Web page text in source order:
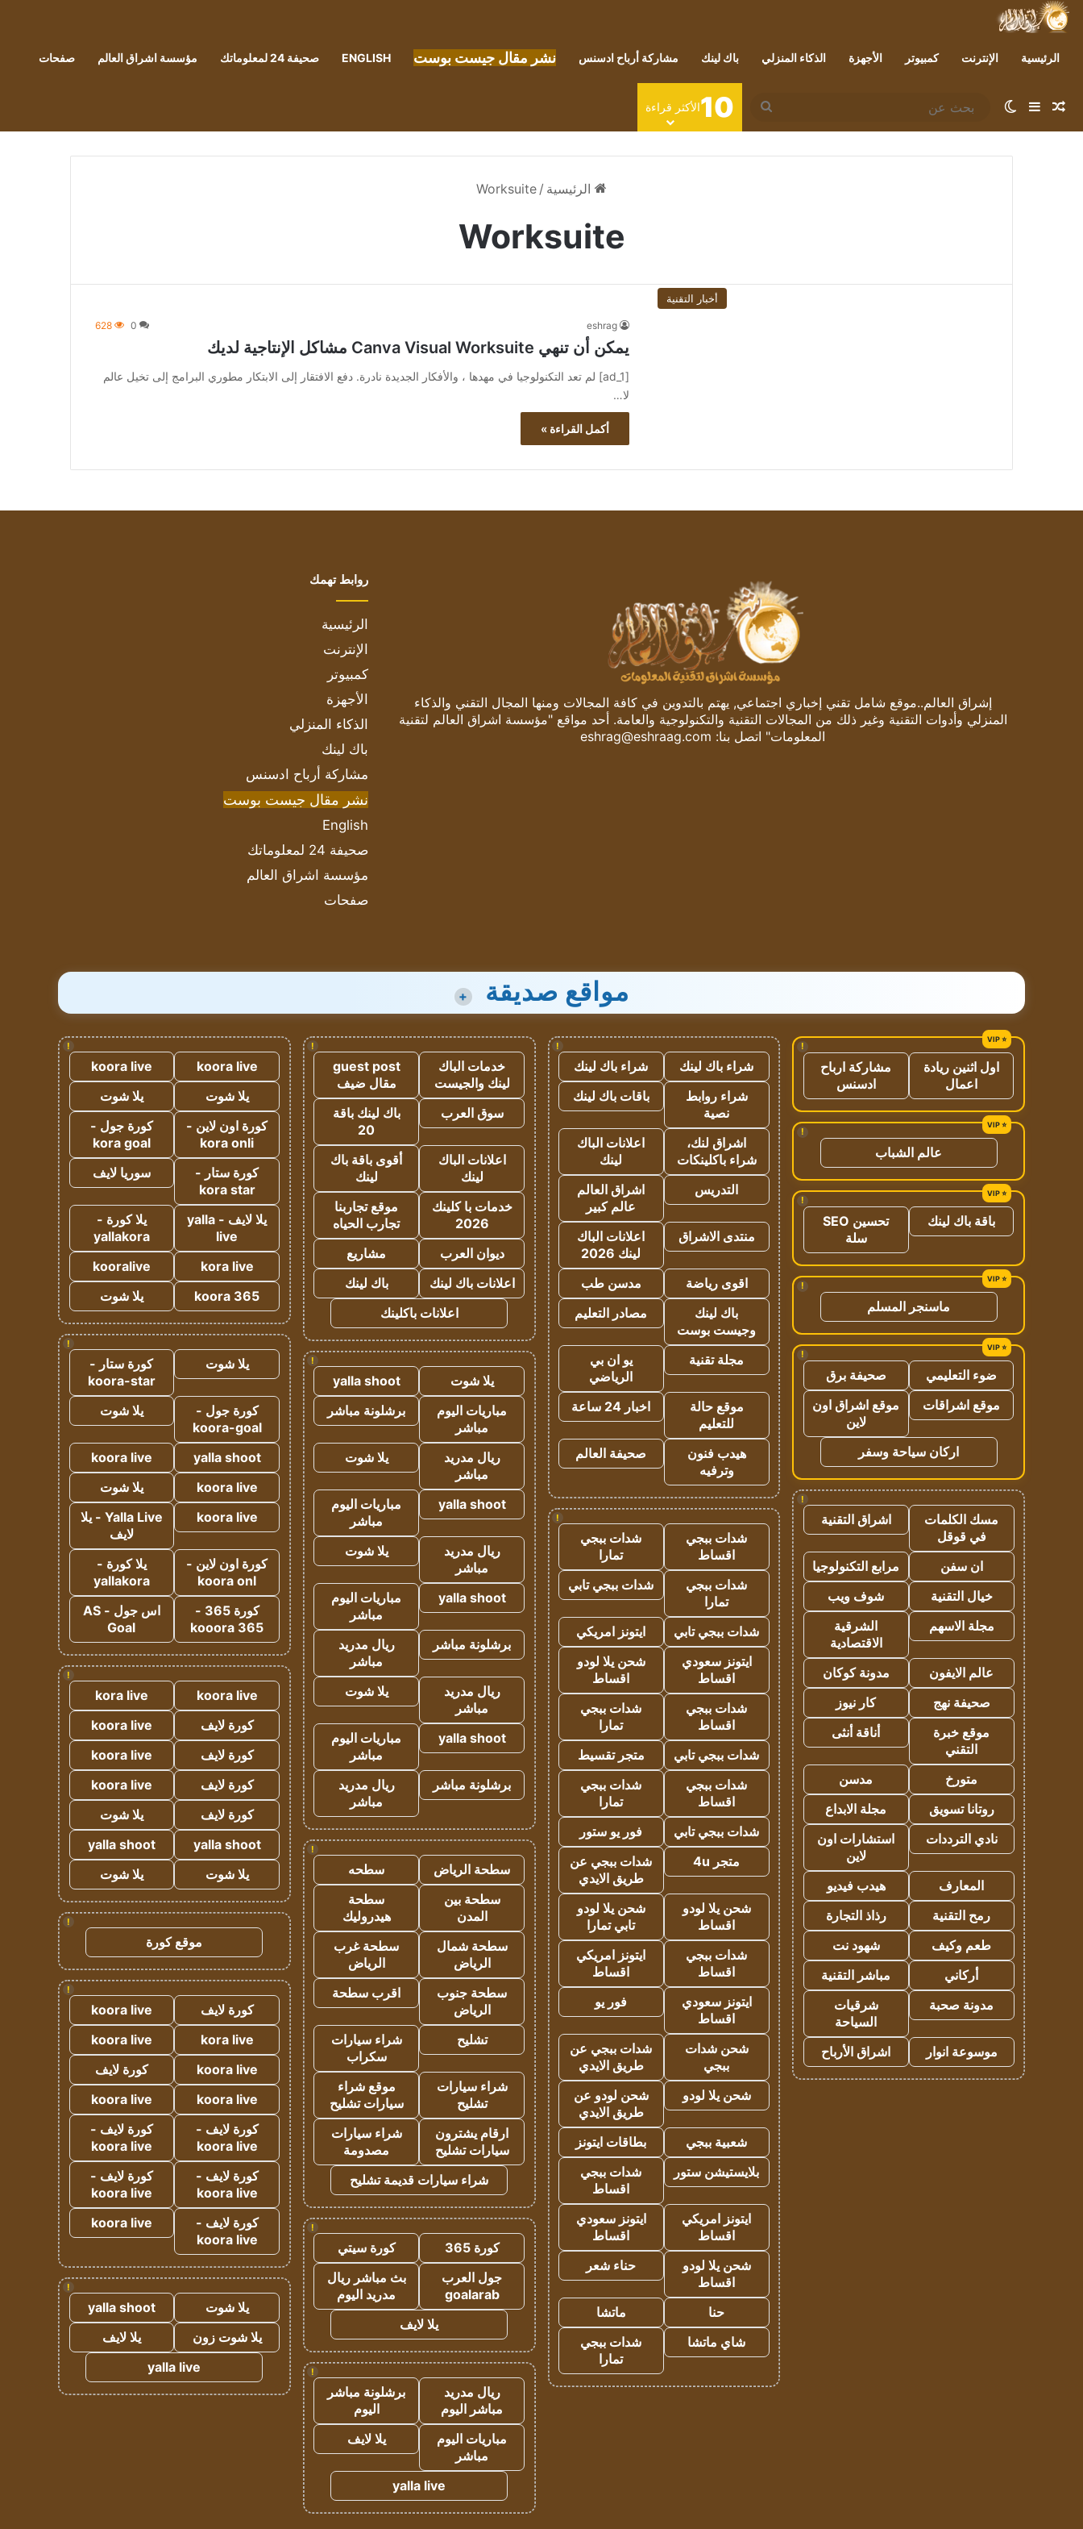
الرئيسية الإنترنت كمبيوتر الأجهزة الذكاء المنزلي باك لينك مشاركة أرباح ادسنس نشر مقال جيست بوست ENGLISH صحيفة 24 لمعلوماتك مؤسسة اشراق العالم صفحات
مقال عشوائي
إضافة عمود جانبي
الوضع المظلم
بحث
عن
10الأكثر قراءة
الرئيسية /
Worksuite
Worksuite
أخبار التقنية
eshrag
0
628
يمكن أن تنهي Canva Visual Worksuite مشاكل الإنتاجية لديك
[ad_1] لم تعد التكنولوجيا في مهدها ، والأفكار الجديدة نادرة. دفع الافتقار إلى الابتكار مطوري البرامج إلى تخيل عالم
لا…
أكمل القراءة »
إشراق العالم..موقع شامل تقني إخباري اجتماعي, يهتم بالتدوين في كافة المجالات ومنها المجال التقني والذكاء
المنزلي وأدوات التقنية وغير ذلك من المجالات التقنية والتكنولوجية والعامة. أحد مواقع "مؤسسة اشراق العالم لتقنية
المعلومات" اتصل بنا: eshrag@eshraag.com
روابط تهمك
الرئيسية
الإنترنت
كمبيوتر
الأجهزة
الذكاء المنزلي
باك لينك
مشاركة أرباح ادسنس
نشر مقال جيست بوست
English
صحيفة 24 لمعلوماتك
مؤسسة اشراق العالم
صفحات
مواقع صديقة +
!
اول اثنين ريادة
اعمال
مشاركة ارباح
ادسنس
!
عالم الشباب
!
باقة باك لينك
تحسين SEO
سلة
!
ماسنجر المسلم
!
ضوء التعليمي
صحيفة برق
موقع اشراقات
موقع اشراق اون
لاين
اركان سياحة وسفر
!
مسك الكلمات
في قوقل
اشراق التقنية
ان سفن
مرابع التكنولوجيا
خيال التقنية
شوف ويب
مجلة الاسهم
الشرقية
الاقتصادية
عالم الايفون
مدونة كوكان
صحيفة نهج
كار نيوز
موقع خبرة
التقني
أناقة أنثى
متورخ
مدسن
روتانا تسويق
مجلة الابداع
نادي الترددات
استشارات اون
لاين
المعارف
هيدب فيديو
رمح التقنية
رذاذ التجارة
طعم وكيف
شهود نت
أركاني
مباشر التقنية
مدونة صحبة
شرقيات
السياحة
موسوعة انوار
اشراق الأرباح
!
شراء باك لينك
شراء باك لينك
شراء روابط
نصية
باقات باك لينك
اشراق لنك،
شراء باكلينكات
اعلانات الباك
لينك
التدريس
اشراق العالم
عالم كبير
منتدى الاشراق
اعلانات الباك
لينك 2026
اقوى رياضة
مدسن طب
باك لينك
وجيست بوست
مصادر التعليم
مجلة تقنية
يو ان بي
الرياضي
موقع حالة
للتعليم
اخبار 24 ساعة
هيدب فنون
وترفيه
صحيفة العالم
!
شدات ببجي
اقساط
شدات ببجي
تمارا
شدات ببجي
تمارا
شدات ببجي تابي
شدات ببجي تابي
ايتونز امريكي
ايتونز سعودي
اقساط
شحن يلا لودو
اقساط
شدات ببجي
اقساط
شدات ببجي
تمارا
شدات ببجي تابي
متجر تقسيط
شدات ببجي
اقساط
شدات ببجي
تمارا
شدات ببجي تابي
فور يو ستور
متجر 4u
شدات ببجي عن
طريق الايدي
شحن يلا لودو
اقساط
شحن يلا لودو
تابي تمارا
شدات ببجي
اقساط
ايتونز امريكي
اقساط
ايتونز سعودي
اقساط
فور يو
شحن شدات
ببجي
شدات ببجي عن
طريق الايدي
شحن يلا لودو
شحن لودو عن
طريق الايدي
شعبية ببجي
بطاقات ايتونز
بلايستيشن ستور
شدات ببجي
اقساط
ايتونز امريكي
اقساط
ايتونز سعودي
اقساط
شحن يلا لودو
اقساط
حناء شعر
حنا
ماتشا
شاي ماتشا
شدات ببجي
تمارا
!
خدمات الباك
لينك والجيست
guest post
مقال ضيف
سوق العرب
باك لينك باقة
20
اعلانات الباك
لينك
أقوى باقة باك
لينك
خدمات با كلينك
2026
موقع تجاربنا
تجارب الحياه
ديوان العرب
مشاريع
اعلانات باك لينك
باك لينك
اعلانات باكلينك
!
يلا شوت
yalla shoot
مباريات اليوم
مباشر
برشلونة مباشر
ريال مدريد
مباشر
يلا شوت
yalla shoot
مباريات اليوم
مباشر
ريال مدريد
مباشر
يلا شوت
yalla shoot
مباريات اليوم
مباشر
برشلونة مباشر
ريال مدريد
مباشر
ريال مدريد
مباشر
يلا شوت
yalla shoot
مباريات اليوم
مباشر
برشلونة مباشر
ريال مدريد
مباشر
!
سطحة الرياض
سطحه
سطحة بين
المدن
سطحة
هيدروليك
سطحة شمال
الرياض
سطحة غرب
الرياض
سطحة جنوب
الرياض
اقرب سطحة
تشليح
شراء سيارات
سكراب
شراء سيارات
تشليح
موقع شراء
سيارات تشليح
ارقام يشترون
سيارات تشليح
شراء سيارات
مصدومة
شراء سيارات قديمة تشليح
!
كورة 365
كورة سيتي
جول العرب
goalarab
بث مباشر ريال
مدريد اليوم
يلا لايف
!
ريال مدريد
مباشر اليوم
برشلونة مباشر
اليوم
مباريات اليوم
مباشر
يلا لايف
yalla live
!
koora live
koora live
يلا شوت
يلا شوت
كورة اون لاين -
kora onli
كورة جول -
kora goal
كورة ستار -
kora star
سوريا لايف
يلا لايف - yalla
live
يلا كورة -
yallakora
kora live
kooralive
koora 365
يلا شوت
!
يلا شوت
كورة ستار -
koora-star
كورة جول -
koora-goal
يلا شوت
yalla shoot
koora live
koora live
يلا شوت
koora live
Yalla Live - يلا
لايف
كورة اون لاين -
koora onl
يلا كورة -
yallakora
كورة 365 -
kooora 365
اس جول - AS
Goal
!
koora live
kora live
كورة لايف
koora live
كورة لايف
koora live
كورة لايف
koora live
كورة لايف
يلا شوت
yalla shoot
yalla shoot
يلا شوت
يلا شوت
!
موقع كورة
!
كورة لايف
koora live
kora live
koora live
koora live
كورة لايف
koora live
koora live
كورة لايف -
koora live
كورة لايف -
koora live
كورة لايف -
koora live
كورة لايف -
koora live
كورة لايف -
koora live
koora live
!
يلا شوت
yalla shoot
يلا شوت زون
يلا لايف
yalla live